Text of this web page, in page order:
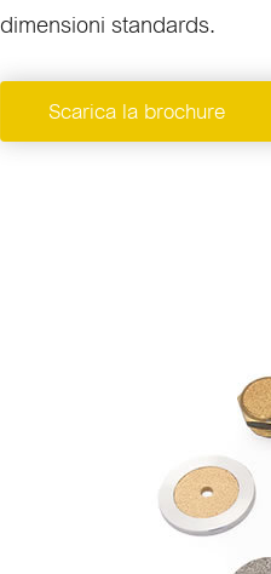
dimensioni standards.
Scarica la brochure